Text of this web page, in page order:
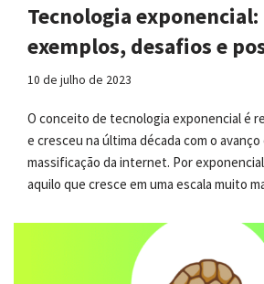
Tecnologia exponencial:
exemplos, desafios e
10 de julho de 2023
O conceito de tecnologia exponencial é
e cresceu na última década com o
massificação da internet. Por
aquilo que cresce em uma escala muito